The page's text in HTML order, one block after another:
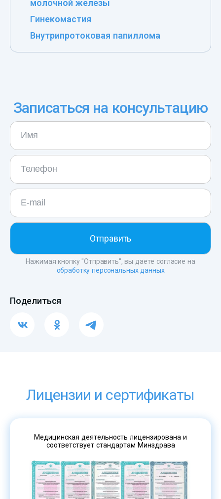
молочной железы
Гинекомастия
Внутрипротоковая папиллома
Записаться на консультацию
Нажимая кнопку "Отправить", вы даете согласие на
обработку персональных данных
Поделиться
Лицензии и сертификаты
Медицинская деятельность лицензирована и
соответствует стандартам Минздрава